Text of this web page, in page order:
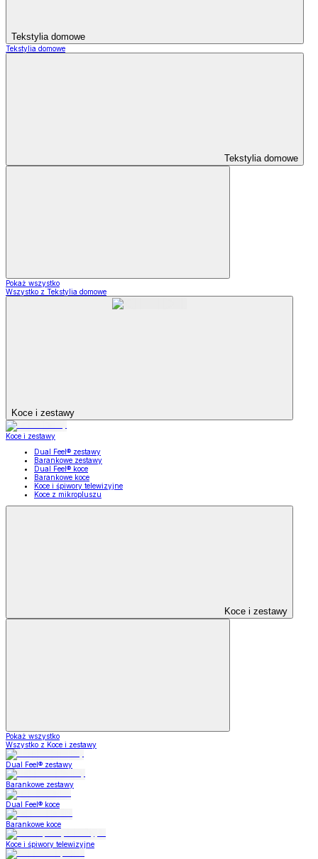
Tekstylia domowe
Tekstylia domowe
Tekstylia domowe
Pokaż wszystko
Wszystko z Tekstylia domowe
Koce i zestawy
Koce i zestawy
Dual Feel® zestawy
Barankowe zestawy
Dual Feel® koce
Barankowe koce
Koce i śpiwory telewizyjne
Koce z mikropluszu
Koce i zestawy
Pokaż wszystko
Wszystko z Koce i zestawy
Dual Feel® zestawy
Barankowe zestawy
Dual Feel® koce
Barankowe koce
Koce i śpiwory telewizyjne